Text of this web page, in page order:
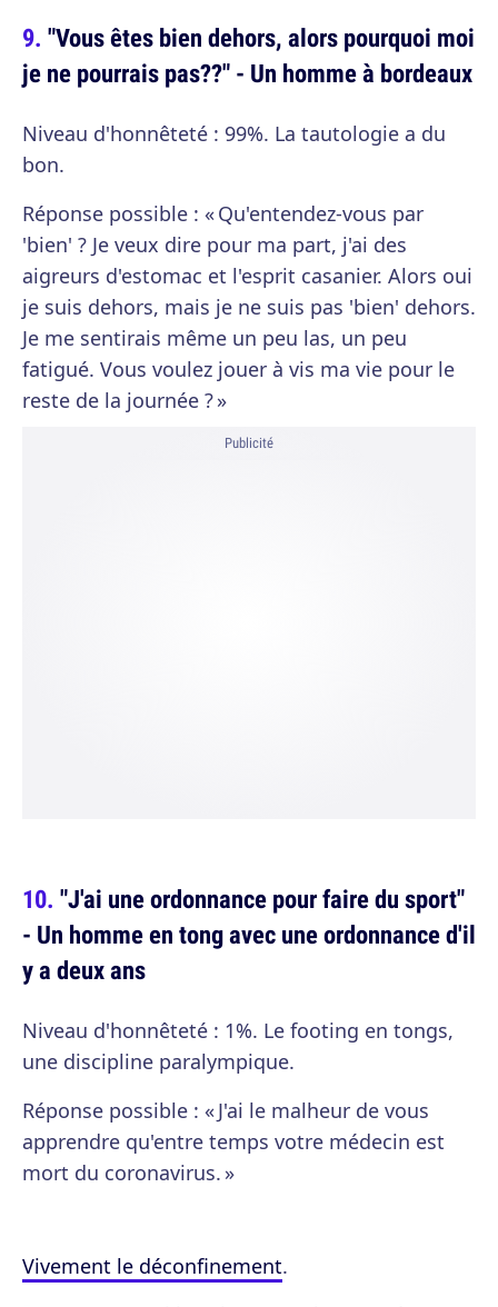
"Vous êtes bien dehors, alors pourquoi moi
je ne pourrais pas??" - Un homme à bordeaux
Niveau d'honnêteté : 99%. La tautologie a du
bon.
Réponse possible : « Qu'entendez-vous par
'bien' ? Je veux dire pour ma part, j'ai des
aigreurs d'estomac et l'esprit casanier. Alors oui
je suis dehors, mais je ne suis pas 'bien' dehors.
Je me sentirais même un peu las, un peu
fatigué. Vous voulez jouer à vis ma vie pour le
reste de la journée ? »
Publicité
"J'ai une ordonnance pour faire du sport"
- Un homme en tong avec une ordonnance d'il
y a deux ans
Niveau d'honnêteté : 1%. Le footing en tongs,
une discipline paralympique.
Réponse possible : « J'ai le malheur de vous
apprendre qu'entre temps votre médecin est
mort du coronavirus. »
Vivement le déconfinement.